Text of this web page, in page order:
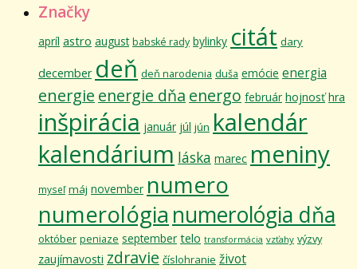
Značky
apríl astro august babské rady bylinky citát dary
december deň deň narodenia duša emócie energia
energie energie dňa energo február hojnosť hra
inšpirácia január júl jún kalendár
kalendárium láska marec meniny
myseľ máj november numero
numerológia numerológia dňa
október peniaze september telo transformácia vzťahy výzvy
zaujímavosti zdravie číslohranie život